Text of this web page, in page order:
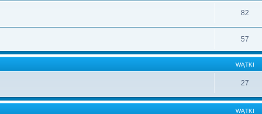
82
57
WĄTKI
27
WĄTKI